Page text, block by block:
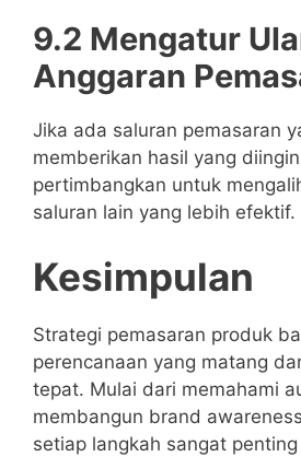
9.2 Mengatur
Anggaran
Jika ada saluran pemasaran
memberikan hasil yang
pertimbangkan untuk
saluran lain yang lebih efektif.
Kesimpulan
Strategi pemasaran produk
perencanaan yang matang
tepat. Mulai dari memahami
membangun brand
setiap langkah sangat